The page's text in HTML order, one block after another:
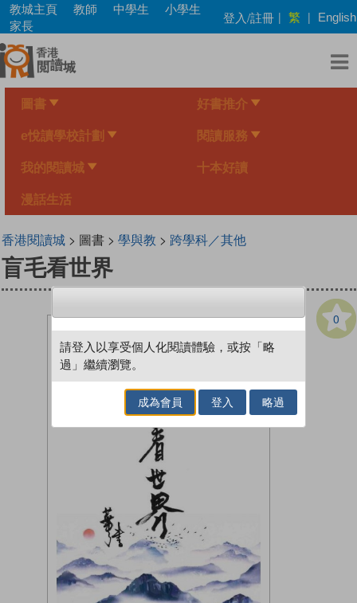
Skip
main
content
教城主頁 教師 中學生
小學生
家長
登入/註冊 | 繁 | English
圖書 好書推介
e悅讀學校計劃 閱讀服務
我的閱讀城 十本好讀
漫話生活
香港閱讀城> 圖書 > 學與教 > 跨學科／其他
盲毛看世界
0
請登入以享受個人化閱讀體驗，或按「略
過」繼續瀏覽。
成為會員 登入 略過